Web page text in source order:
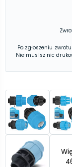
Po zgłoszeniu zwrotu
Nie musisz nic